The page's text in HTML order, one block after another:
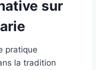
sur
pratique
la tradition